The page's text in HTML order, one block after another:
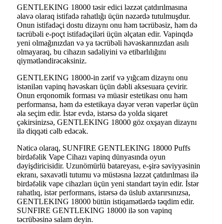
GENTLEKING 18000 təsir edici ləzzət çatdırılmasına
əlavə olaraq istifadə rahatlığı üçün nəzərdə tutulmuşdur.
Onun istifadəçi dostu dizaynı onu həm təcrübəsiz, həm də
təcrübəli e-poçt istifadəçiləri üçün əlçatan edir. Vapinqdə
yeni olmağınızdan və ya təcrübəli həvəskarınızdan asılı
olmayaraq, bu cihazın sadəliyini və etibarlılığını
qiymətləndirəcəksiniz.
GENTLEKING 18000-in zərif və yığcam dizaynı onu
istənilən vapinq həvəskarı üçün dəbli aksesuara çevirir.
Onun erqonomik forması və müasir estetikası onu həm
performansa, həm də estetikaya dəyər verən vaperlər üçün
əla seçim edir. İstər evdə, istərsə də yolda siqaret
çəkirsinizsə, GENTLEKING 18000 göz oxşayan dizaynı
ilə diqqəti cəlb edəcək.
Nəticə olaraq, SUNFIRE GENTLEKING 18000 Puffs
birdəfəlik Vape Cihazı vapinq dünyasında oyun
dəyişdiricisidir. Uzunömürlü batareyası, e-şirə səviyyəsinin
ekranı, səxavətli tutumu və müstəsna ləzzət çatdırılması ilə
birdəfəlik vape cihazları üçün yeni standart təyin edir. İstər
rahatlıq, istər performans, istərsə də üslub axtarırsınızsa,
GENTLEKING 18000 bütün istiqamətlərdə təqdim edir.
SUNFIRE GENTLEKING 18000 ilə son vapinq
təcrübəsinə salam deyin.